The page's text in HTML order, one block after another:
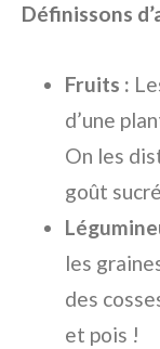
Définissons
Fruits :
d’une
On les
goût
les
des
et pois !